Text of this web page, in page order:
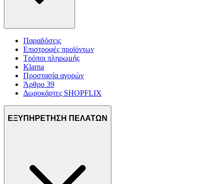
Παραδόσεις
Επιστροφές προϊόντων
Τρόποι πληρωμής
Klarna
Προστασία αγορών
Άρθρο 39
Δωροκάρτες SHOPFLIX
ΕΞΥΠΗΡΕΤΗΣΗ ΠΕΛΑΤΩΝ